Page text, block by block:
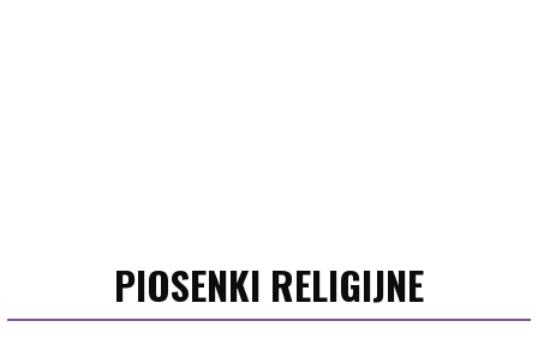
PIOSENKI RELIGIJNE